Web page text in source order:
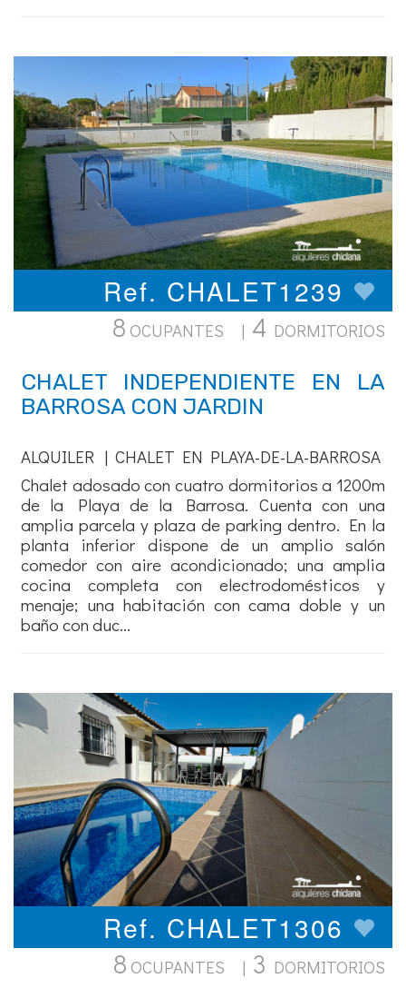
Ref. CHALET1239
8 OCUPANTES | 4 DORMITORIOS
CHALET INDEPENDIENTE EN LA
BARROSA CON JARDIN
ALQUILER | CHALET EN PLAYA-DE-LA-BARROSA
Chalet adosado con cuatro dormitorios a 1200m
de la Playa de la Barrosa. Cuenta con una
amplia parcela y plaza de parking dentro. En la
planta inferior dispone de un amplio salón
comedor con aire acondicionado; una amplia
cocina completa con electrodomésticos y
menaje; una habitación con cama doble y un
baño con duc...
Ref. CHALET1306
8 OCUPANTES | 3 DORMITORIOS